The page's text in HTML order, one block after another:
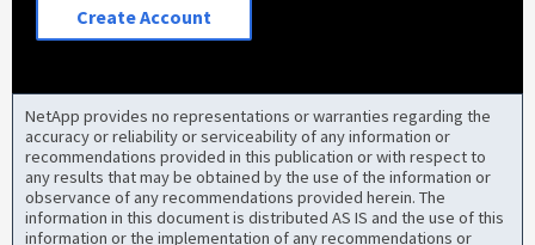
Create Account
NetApp provides no representations or warranties regarding the
accuracy or reliability or serviceability of any information or
recommendations provided in this publication or with respect to
any results that may be obtained by the use of the information or
observance of any recommendations provided herein. The
information in this document is distributed AS IS and the use of this
information or the implementation of any recommendations or